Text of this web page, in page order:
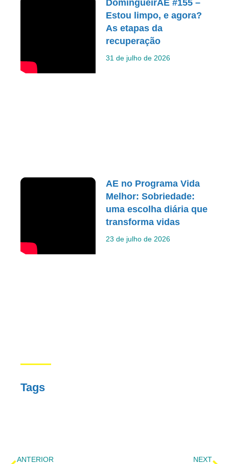
DomingueirAE #155 –
Estou limpo, e agora?
As etapas da
recuperação
31 de julho de 2026
AE no Programa Vida
Melhor: Sobriedade:
uma escolha diária que
transforma vidas
23 de julho de 2026
Tags
ANTERIOR NEXT